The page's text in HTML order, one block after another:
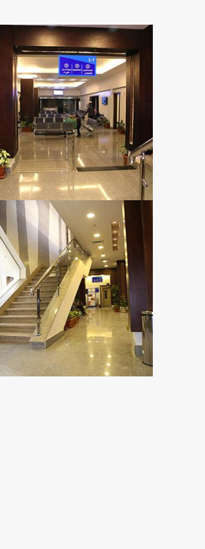
أمراض القلب عند الأطفال
طب الأطفال - الامراض العصبية
أمراض الكبد
جراحة الأطفال
جراحة المسالك البولية الأطفال
جراحة المسالك البولية
أمراض الجلدية والتناسلية
طب السمع
علم الصوتيات
جراحة الأوعية الدموية
الأنف والأذن والحنجرة
أمراض الدم
طب العيون
مرض السكري والغدد الصماء
أمراض النساء والتوليد
جراحة القلب والصدر